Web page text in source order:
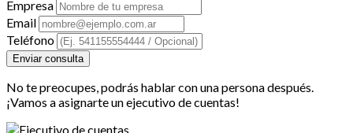
Empresa
Email
Teléfono
Enviar consulta
No te preocupes, podrás hablar con una persona después.
¡Vamos a asignarte un ejecutivo de cuentas!